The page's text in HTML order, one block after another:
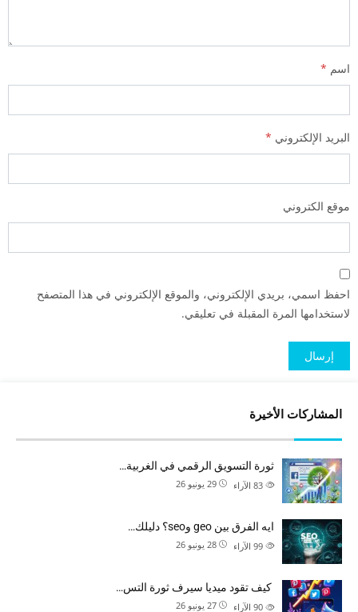
اسم *
البريد الإلكتروني *
موقع الكتروني
احفظ اسمي، بريدي الإلكتروني، والموقع الإلكتروني في هذا المتصفح
لاستخدامها المرة المقبلة في تعليقي.
المشاركات الأخيرة
ثورة التسويق الرقمي في الغربية…
29 يونيو 26 الآراء
ايه الفرق بين geo وseo؟ دليلك…
28 يونيو 26 الآراء
كيف تقود ميديا سيرف ثورة التس…
27 يونيو 26 الآراء